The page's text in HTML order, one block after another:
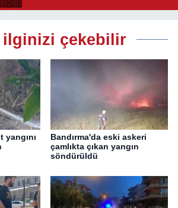
ilginizi çekebilir
yangını
Bandırma'da eski askeri
çamlıkta çıkan yangın
söndürüldü